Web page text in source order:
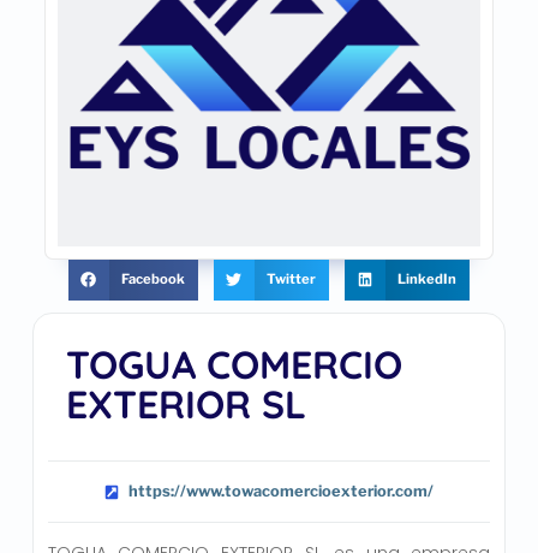
TOGUA COMERCIO
EXTERIOR SL
https://www.towacomercioexterior.com/
Facebook Twitter LinkedIn